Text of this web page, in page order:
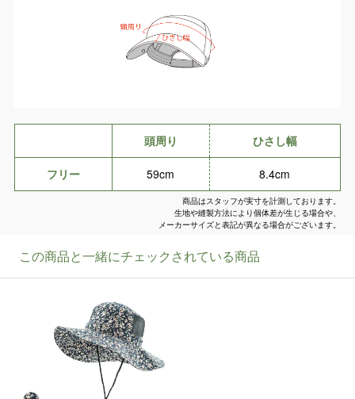
頭周り ひさし幅
フリー 59cm 8.4cm
商品はスタッフが実寸を計測しております。
生地や縫製方法により個体差が生じる場合や、
メーカーサイズと表記が異なる場合がございます。